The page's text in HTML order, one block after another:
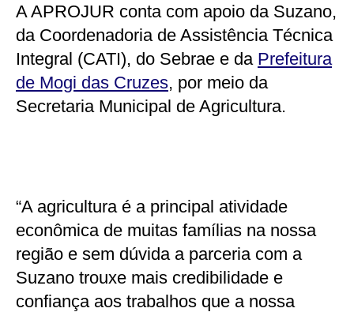
A APROJUR conta com apoio da Suzano,
da Coordenadoria de Assistência Técnica
Integral (CATI), do Sebrae e da Prefeitura
de Mogi das Cruzes, por meio da
Secretaria Municipal de Agricultura.
“A agricultura é a principal atividade
econômica de muitas famílias na nossa
região e sem dúvida a parceria com a
Suzano trouxe mais credibilidade e
confiança aos trabalhos que a nossa